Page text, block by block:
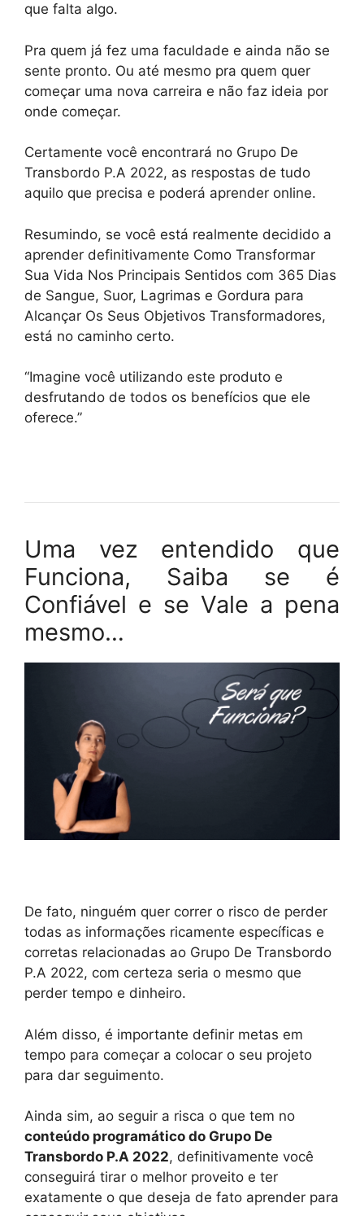
que falta algo.
Pra quem já fez uma faculdade e ainda não se
sente pronto. Ou até mesmo pra quem quer
começar uma nova carreira e não faz ideia por
onde começar.
Certamente você encontrará no Grupo De
Transbordo P.A 2022, as respostas de tudo
aquilo que precisa e poderá aprender online.
Resumindo, se você está realmente decidido a
aprender definitivamente Como Transformar
Sua Vida Nos Principais Sentidos com 365 Dias
de Sangue, Suor, Lagrimas e Gordura para
Alcançar Os Seus Objetivos Transformadores,
está no caminho certo.
“Imagine você utilizando este produto e
desfrutando de todos os benefícios que ele
oferece.”
Uma vez entendido que
Funciona, Saiba se é
Confiável e se Vale a pena
mesmo…
De fato, ninguém quer correr o risco de perder
todas as informações ricamente específicas e
corretas relacionadas ao Grupo De Transbordo
P.A 2022, com certeza seria o mesmo que
perder tempo e dinheiro.
Além disso, é importante definir metas em
tempo para começar a colocar o seu projeto
para dar seguimento.
Ainda sim, ao seguir a risca o que tem no
conteúdo programático do Grupo De
Transbordo P.A 2022, definitivamente você
conseguirá tirar o melhor proveito e ter
exatamente o que deseja de fato aprender para